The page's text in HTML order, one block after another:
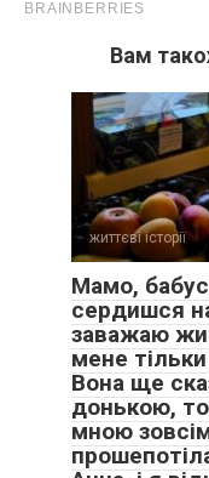
Вам
життєві історії
Мамо,
сердишся
заважаю
мене
Вона ще
донькою,
мною